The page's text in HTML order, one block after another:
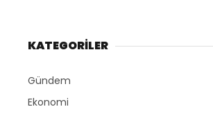
KATEGORİLER
Gündem
Ekonomi